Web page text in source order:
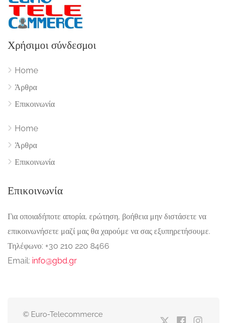
Χρήσιμοι σύνδεσμοι
Home
Άρθρα
Επικοινωνία
Home
Άρθρα
Επικοινωνία
Επικοινωνία
Για οποιαδήποτε απορία, ερώτηση, βοήθεια μην διστάσετε να
επικοινωνήσετε μαζί μας θα χαρούμε να σας εξυπηρετήσουμε.
Τηλέφωνο: +30 210 220 8466
Email: info@gbd.gr
© Euro-Telecommerce